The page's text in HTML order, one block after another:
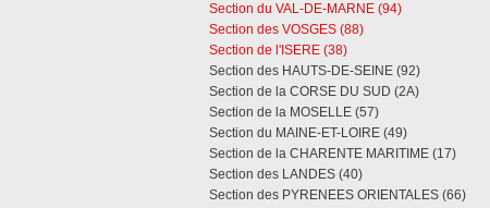
Section du VAL-DE-MARNE (94)
Section des VOSGES (88)
Section de l'ISERE (38)
Section des HAUTS-DE-SEINE (92)
Section de la CORSE DU SUD (2A)
Section de la MOSELLE (57)
Section du MAINE-ET-LOIRE (49)
Section de la CHARENTE MARITIME (17)
Section des LANDES (40)
Section des PYRENEES ORIENTALES (66)